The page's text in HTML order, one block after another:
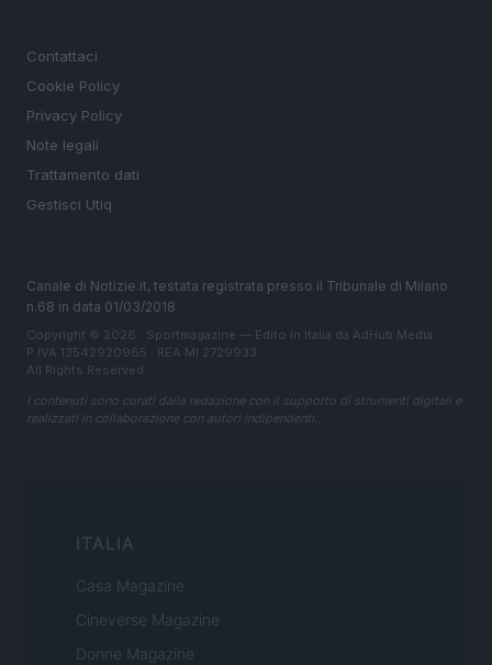
Contattaci
Cookie Policy
Privacy Policy
Note legali
Trattamento dati
Gestisci Utiq
Canale di Notizie.it, testata registrata presso il Tribunale di Milano
n.68 in data 01/03/2018
Copyright © 2026 · Sportmagazine — Edito in Italia da AdHub Media
P.IVA 13542920965 · REA MI 2729933
All Rights Reserved
I contenuti sono curati dalla redazione con il supporto di strumenti digitali e
realizzati in collaborazione con autori indipendenti.
ITALIA
Casa Magazine
Cineverse Magazine
Donne Magazine